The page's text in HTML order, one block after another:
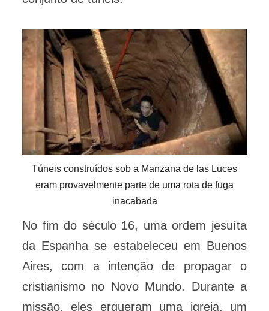
Túneis construídos sob a Manzana de las Luces
eram provavelmente parte de uma rota de fuga
inacabada
No fim do século 16, uma ordem jesuíta
da Espanha se estabeleceu em Buenos
Aires, com a intenção de propagar o
cristianismo no Novo Mundo. Durante a
missão, eles ergueram uma igreja, um